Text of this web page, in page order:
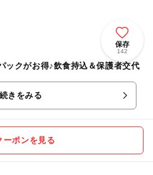
保存
142
ックがお得♪飲食持込＆保護者交代
続きをみる
ーポンを見る